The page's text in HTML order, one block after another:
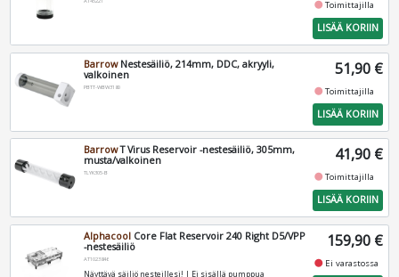
fiber_manual_recordToimittajilla
LISÄÄ KORIIN
BarrowNestesäiliö, 214mm, DDC, akryyli,
valkoinen
PBTT-WBW3180
51,90 €
fiber_manual_recordToimittajilla
LISÄÄ KORIIN
BarrowT Virus Reservoir -nestesäiliö, 305mm,
musta/valkoinen
TLYK305-B
41,90 €
fiber_manual_recordToimittajilla
LISÄÄ KORIIN
Alphacool Core Flat Reservoir 240 Right D5/VPP
-nestesäiliö
AT1023846
Näyttävä säiliö nesteillesi! | Ei sisällä pumppua
159,90 €
fiber_manual_record Ei varastossa